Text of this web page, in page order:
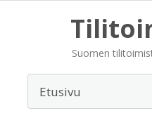
Suomen